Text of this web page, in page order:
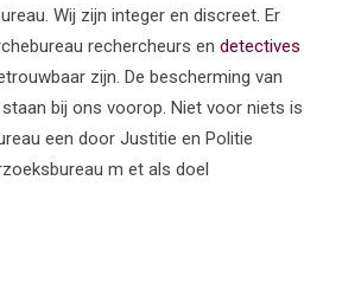
Wij zijn integer en discreet. Er
rechercheurs en detectives
zijn. De bescherming van
bij ons voorop. Niet voor niets is
een door Justitie en Politie
m et als doel